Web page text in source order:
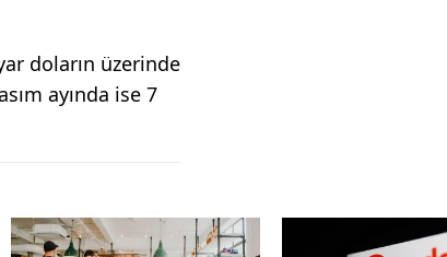
doların üzerinde
ayında ise 7